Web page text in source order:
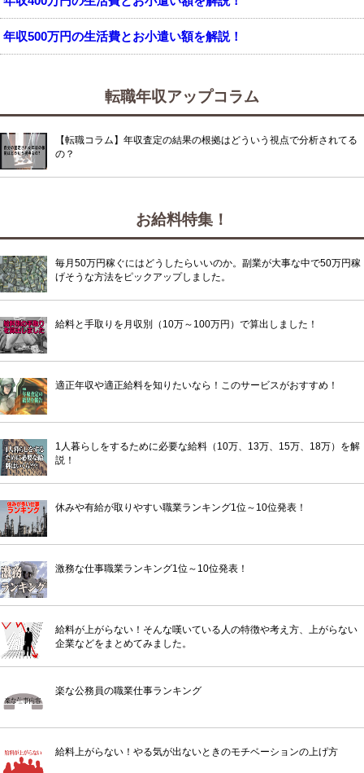
年収500万円の生活費とお小遣い額を解説！
転職年収アップコラム
【転職コラム】年収査定の結果の根拠はどういう視点で分析されてる
の？
お給料特集！
毎月50万円稼ぐにはどうしたらいいのか。副業が大事な中で50万円稼
げそうな方法をピックアップしました。
給料と手取りを月収別（10万～100万円）で算出しました！
適正年収や適正給料を知りたいなら！このサービスがおすすめ！
1人暮らしをするために必要な給料（10万、13万、15万、18万）を解
説！
休みや有給が取りやすい職業ランキング1位～10位発表！
激務な仕事職業ランキング1位～10位発表！
給料が上がらない！そんな嘆いている人の特徴や考え方、上がらない
企業などをまとめてみました。
楽な公務員の職業仕事ランキング
給料上がらない！やる気が出ないときのモチベーションの上げ方